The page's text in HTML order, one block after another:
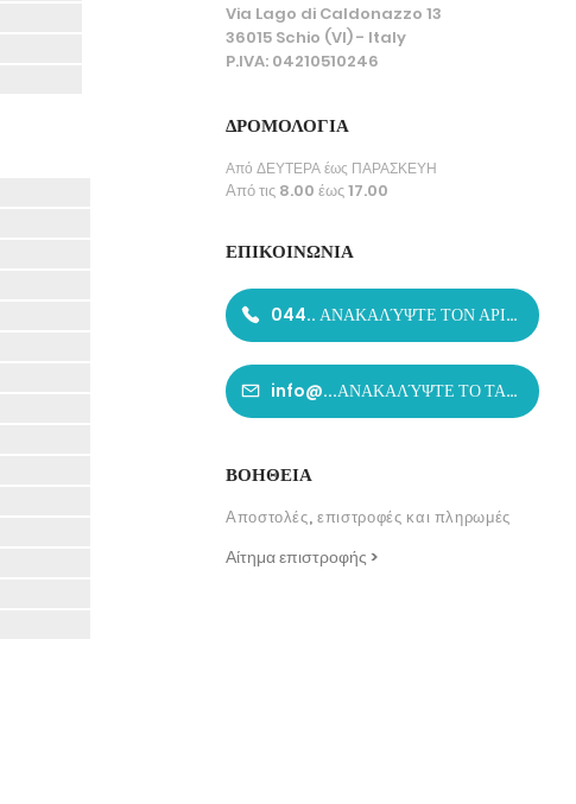
Via Lago di Caldonazzo 13
36015 Schio (VI) - Italy
P.IVA: 04210510246
ΔΡΟΜΟΛΟΓΙΑ
Από ΔΕΥΤΕΡΑ έως ΠΑΡΑΣΚΕΥΗ
Από τις 8.00 έως 17.00
ΕΠΙΚΟΙΝΩΝΙΑ
044.. ΑΝΑΚΑΛΎΨΤΕ ΤΟΝ ΑΡΙΘΜΌ
info@...ΑΝΑΚΑΛΎΨΤΕ ΤΟ ΤΑΧΥΔΡΟΜΕΊΟ
ΒΟΗΘΕΙΑ
Αποστολές, επιστροφές και πληρωμές
Αίτημα επιστροφής >